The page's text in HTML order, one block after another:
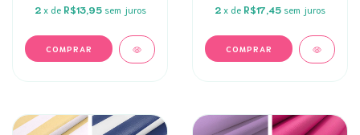
2 x de R$13,95 sem juros
COMPRAR
2 x de R$17,45 sem juros
COMPRAR